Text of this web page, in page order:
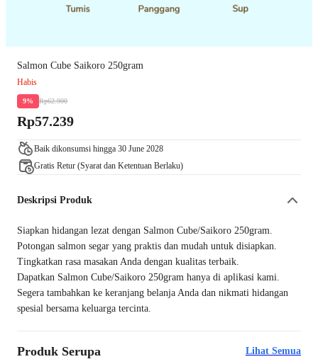
Salmon Cube Saikoro 250gram
Habis
9% Rp62.900
Rp57.239
Baik dikonsumsi hingga 30 June 2028
Gratis Retur (Syarat dan Ketentuan Berlaku)
Deskripsi Produk
Siapkan hidangan lezat dengan Salmon Cube/Saikoro 250gram.
Potongan salmon segar yang praktis dan mudah untuk disiapkan.
Tingkatkan rasa masakan Anda dengan kualitas terbaik.
Dapatkan Salmon Cube/Saikoro 250gram hanya di aplikasi kami.
Segera tambahkan ke keranjang belanja Anda dan nikmati hidangan
spesial bersama keluarga tercinta.
Produk Serupa Lihat Semua